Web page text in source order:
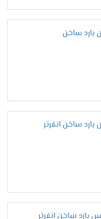
ميديا التى تعمل على
بالكامل ممتع وتلك
الاكثر كفاءة
التشغيل الاقتصادى
المكان بالمستوى
لها يتم التوقف
ارضى
فى التبريد